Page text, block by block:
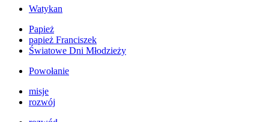
Watykan
Papież
papież Franciszek
Światowe Dni Młodzieży
Powołanie
misje
rozwój